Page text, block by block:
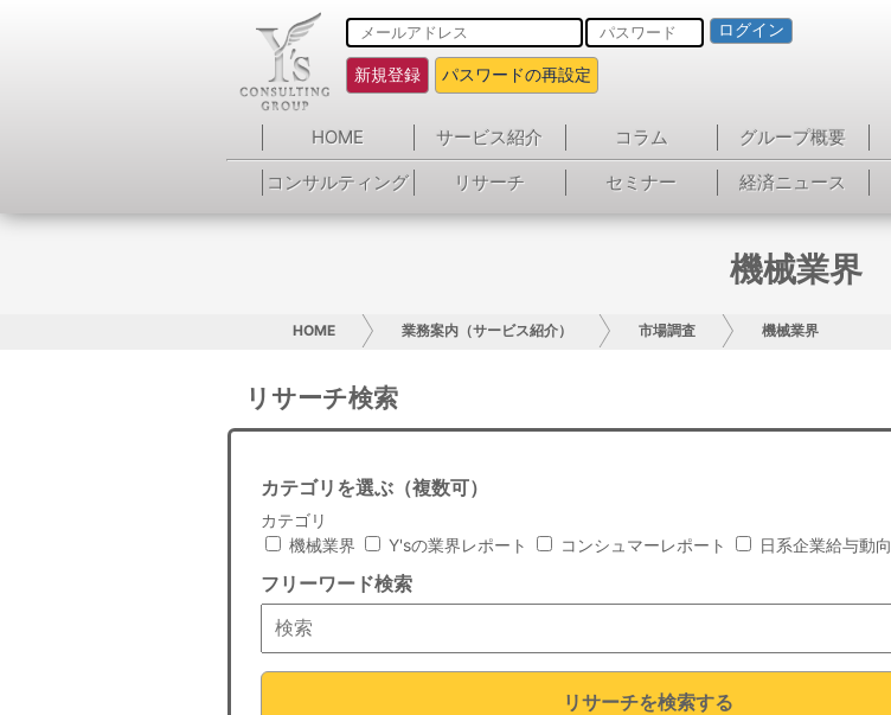
ログイン
新規登録 パスワードの再設定
HOME サービス紹介 コラム グループ概要
コンサルティング
リサーチ セミナー 経済ニュース
機械業界
HOME 業務案内（サービス紹介） 市場調査 機械業界
リサーチ検索
カテゴリを選ぶ（複数可）
カテゴリ
機械業界
Y'sの業界レポート コンシュマーレポート 日系企業給与動向
フリーワード検索
リサーチを検索する